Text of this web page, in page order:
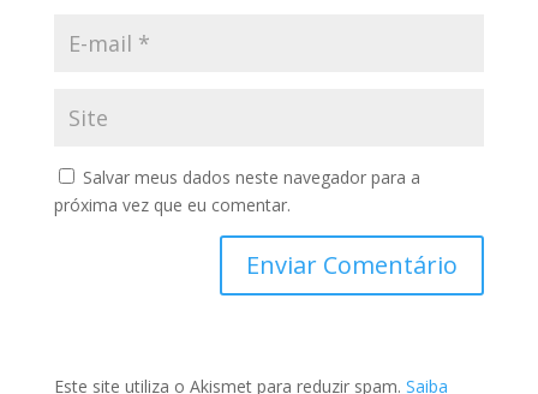
Salvar meus dados neste navegador para a
próxima vez que eu comentar.
Este site utiliza o Akismet para reduzir spam. Saiba